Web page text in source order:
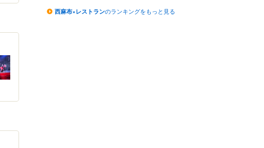
西麻布×レストランのランキングをもっと見る